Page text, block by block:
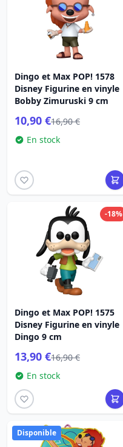
Dingo et Max POP! 1578
Disney Figurine en vinyle
Bobby Zimuruski 9 cm
10,90 €16,90 €
En stock
-18%
Dingo et Max POP! 1575
Disney Figurine en vinyle
Dingo 9 cm
13,90 €16,90 €
En stock
Disponible